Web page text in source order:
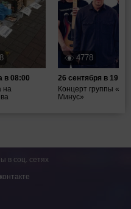
в 08:00
на
4778
26 сентября в 19:00
Концерт группы
Минус»
в соц. сетях